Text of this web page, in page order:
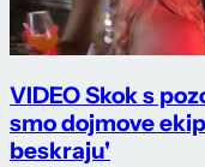
VIDEO Skok s
smo dojmove
beskraju'